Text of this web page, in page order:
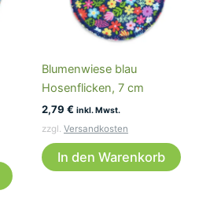
Blumenwiese blau
Hosenflicken, 7 cm
2,79 € inkl. Mwst.
zzgl. Versandkosten
In den Warenkorb